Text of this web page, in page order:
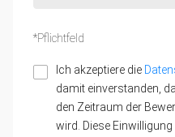
*Pflichtfeld
Ich akzeptiere die
damit einverstanden,
den Zeitraum der
wird. Diese Einwilligung